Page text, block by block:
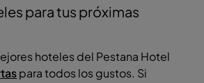
para tus próximas
hoteles del Pestana Hotel
para todos los gustos. Si